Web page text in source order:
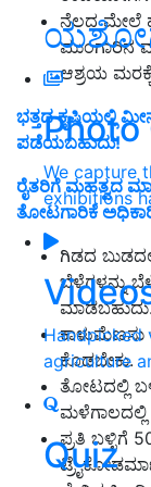
Photo
We capture
exhibitions
Handpicked
agriculture
Quiz
ನೆಲದ ಮೇಲೆ
ಮುಂಗಾರಿನ
ಆಶ್ರಯ
ಭತ್ತದ ಕೃಷಿಯಲ್ಲಿ
ಪಡೆಯಬಹುದು!
ರೈತರಿಗೆ ಮಹತ್ವದ
ತೋಟಗಾರಿಕೆ
ಗಿಡದ
ಬೆಳೆಗಳನ್ನು
ಕಾಳುಮೆಣಸು
ಕೊಡಬೇಕು.
ತೋಟದಲ್ಲಿ
ಪ್ರತಿ ಬಳ್ಳಿಗೆ